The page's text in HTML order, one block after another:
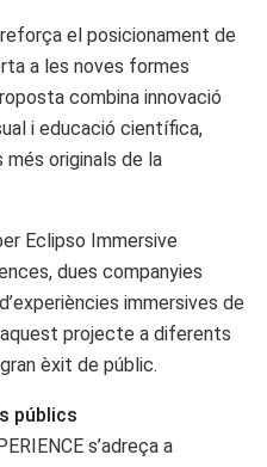
reforça el posicionament de
a les noves formes
combina innovació
i educació científica,
originals de la
Eclipso Immersive
dues companyies
immersives de
projecte a diferents
èxit de públic.
públics
s’adreça a